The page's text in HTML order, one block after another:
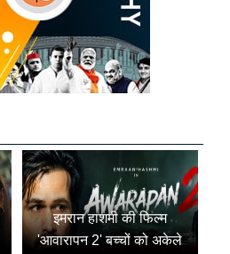
इमरान हाशमी की फिल्म
'आवारापन 2' बच्चों को अकेले